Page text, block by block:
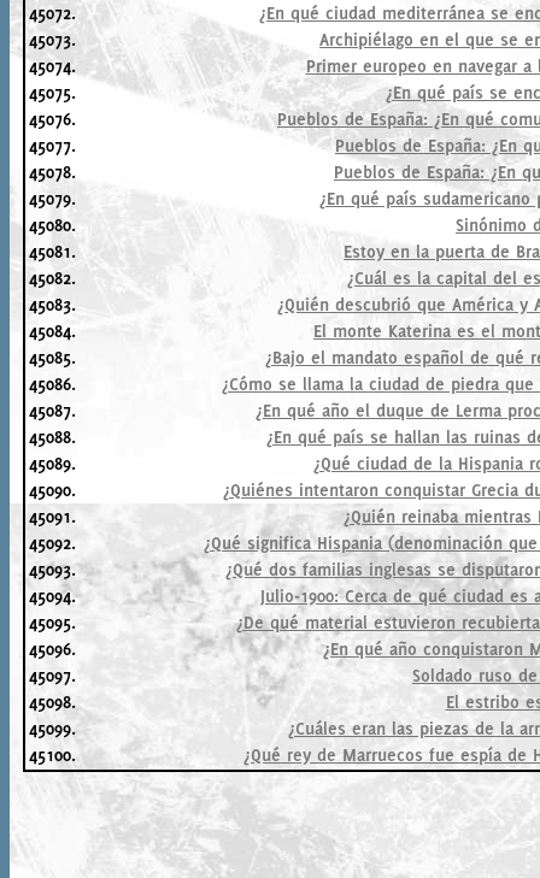
45072.
¿En qué ciudad mediterránea se
45073.
Archipiélago en el que se
45074.
Primer europeo en navegar
45075.
¿En qué país se
45076.
Pueblos de España: ¿En qué
45077.
Pueblos de España: ¿En
45078.
Pueblos de España: ¿En
45079.
¿En qué país
45080.
Sinónimo
45081.
Estoy en la puerta de
45082.
¿Cuál es la capital del
45083.
¿Quién descubrió que América
45084.
El monte Katerina es el
45085.
¿Bajo el mandato español de qué
45086.
¿Cómo se llama la ciudad de piedra
45087.
¿En qué año el duque de Lerma
45088.
¿En qué país se hallan las ruinas
45089.
¿Qué ciudad de la Hispania
45090.
¿Quiénes intentaron conquistar Grecia
45091.
¿Quién reinaba mientras
45092.
¿Qué significa Hispania (denominación
45093.
¿Qué dos familias inglesas se
45094.
Julio-1900: Cerca de qué ciudad
45095.
¿De qué material estuvieron
45096.
¿En qué año conquistaron
45097.
Soldado ruso
45098.
El estribo
45099.
¿Cuáles eran las piezas de la
45100.
¿Qué rey de Marruecos fue espía de